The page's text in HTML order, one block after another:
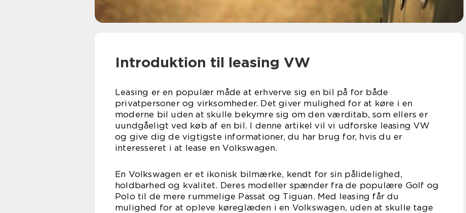
Introduktion til leasing VW
Leasing er en populær måde at erhverve sig en bil på for både
privatpersoner og virksomheder. Det giver mulighed for at køre i en
moderne bil uden at skulle bekymre sig om den værditab, som ellers er
uundgåeligt ved køb af en bil. I denne artikel vil vi udforske leasing VW
og give dig de vigtigste informationer, du har brug for, hvis du er
interesseret i at lease en Volkswagen.
En Volkswagen er et ikonisk bilmærke, kendt for sin pålidelighed,
holdbarhed og kvalitet. Deres modeller spænder fra de populære Golf og
Polo til de mere rummelige Passat og Tiguan. Med leasing får du
mulighed for at opleve køreglæden i en Volkswagen, uden at skulle tage